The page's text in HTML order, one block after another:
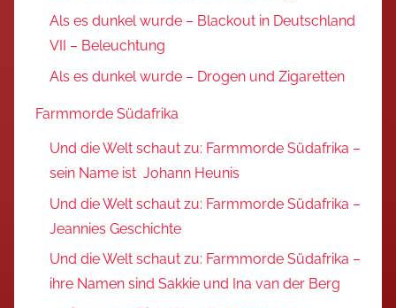
Als es dunkel wurde – Blackout in Deutschland
VII – Beleuchtung
Als es dunkel wurde – Drogen und Zigaretten
Farmmorde Südafrika
Und die Welt schaut zu: Farmmorde Südafrika –
sein Name ist Johann Heunis
Und die Welt schaut zu: Farmmorde Südafrika –
Jeannies Geschichte
Und die Welt schaut zu: Farmmorde Südafrika –
ihre Namen sind Sakkie und Ina van der Berg